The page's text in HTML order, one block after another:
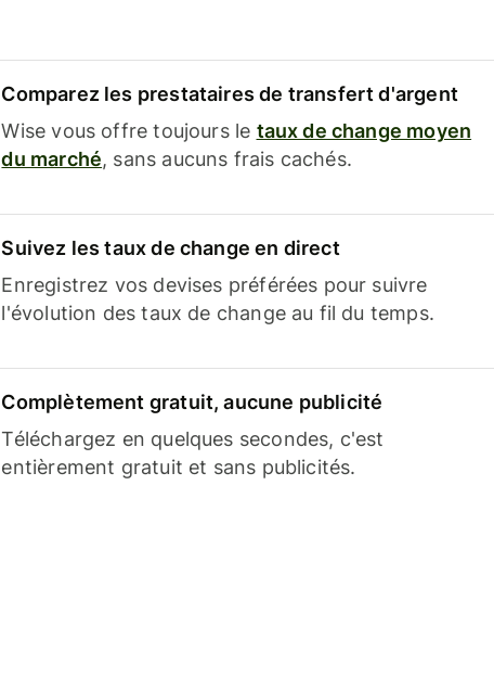
Comparez les prestataires de transfert d'argent
Wise vous offre toujours le taux de change moyen
du marché, sans aucuns frais cachés.
Suivez les taux de change en direct
Enregistrez vos devises préférées pour suivre
l'évolution des taux de change au fil du temps.
Complètement gratuit, aucune publicité
Téléchargez en quelques secondes, c'est
entièrement gratuit et sans publicités.